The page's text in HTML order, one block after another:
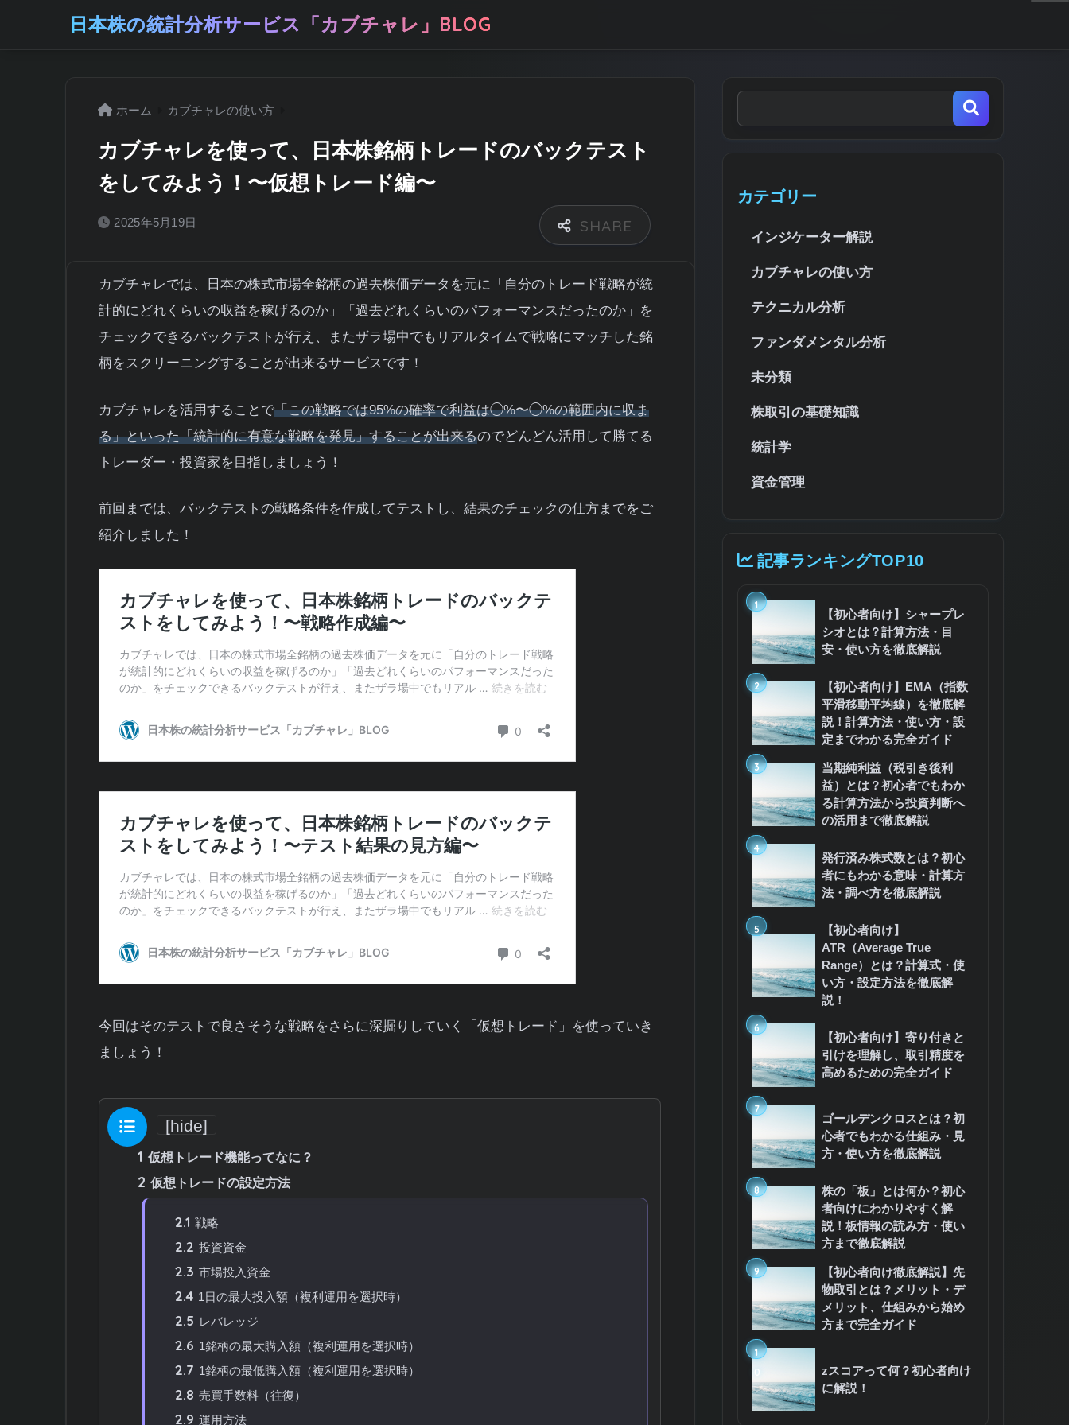
日本株の統計分析サービス「カブチャレ」BLOG
ホーム カブチャレの使い方
カブチャレを使って、日本株銘柄トレードのバックテスト
をしてみよう！〜仮想トレード編〜
2025年5月19日
カブチャレでは、日本の株式市場全銘柄の過去株価データを元に「自分のトレード戦略が統
計的にどれくらいの収益を稼げるのか」「過去どれくらいのパフォーマンスだったのか」を
チェックできるバックテストが行え、またザラ場中でもリアルタイムで戦略にマッチした銘
柄をスクリーニングすることが出来るサービスです！
カブチャレを活用することで「この戦略では95%の確率で利益は◯%〜◯%の範囲内に収ま
る」といった「統計的に有意な戦略を発見」することが出来るのでどんどん活用して勝てる
トレーダー・投資家を目指しましょう！
前回までは、バックテストの戦略条件を作成してテストし、結果のチェックの仕方までをご
紹介しました！
今回はそのテストで良さそうな戦略をさらに深掘りしていく「仮想トレード」を使っていき
ましょう！
目次 [hide]
1 仮想トレード機能ってなに？
2 仮想トレードの設定方法
2.1 戦略
2.2 投資資金
2.3 市場投入資金
2.4 1日の最大投入額（複利運用を選択時）
2.5 レバレッジ
2.6 1銘柄の最大購入額（複利運用を選択時）
2.7 1銘柄の最低購入額（複利運用を選択時）
2.8 売買手数料（往復）
2.9 運用方法
カテゴリー
インジケーター解説
カブチャレの使い方
テクニカル分析
ファンダメンタル分析
未分類
株取引の基礎知識
統計学
資金管理
記事ランキングTOP10
1
【初心者向け】シャープレ
シオとは？計算方法・目
安・使い方を徹底解説
2
【初心者向け】EMA（指数
平滑移動平均線）を徹底解
説！計算方法・使い方・設
定までわかる完全ガイド
3
当期純利益（税引き後利
益）とは？初心者でもわか
る計算方法から投資判断へ
の活用まで徹底解説
4
発行済み株式数とは？初心
者にもわかる意味・計算方
法・調べ方を徹底解説
5
【初心者向け】
ATR（Average True
Range）とは？計算式・使
い方・設定方法を徹底解
説！
6
【初心者向け】寄り付きと
引けを理解し、取引精度を
高めるための完全ガイド
7
ゴールデンクロスとは？初
心者でもわかる仕組み・見
方・使い方を徹底解説
8
株の「板」とは何か？初心
者向けにわかりやすく解
説！板情報の読み方・使い
方まで徹底解説
9
【初心者向け徹底解説】先
物取引とは？メリット・デ
メリット、仕組みから始め
方まで完全ガイド
1
0
zスコアって何？初心者向け
に解説！